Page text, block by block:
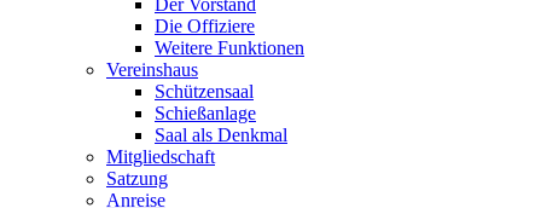
Der Vorstand
Die Offiziere
Weitere Funktionen
Vereinshaus
Schützensaal
Schießanlage
Saal als Denkmal
Mitgliedschaft
Satzung
Anreise